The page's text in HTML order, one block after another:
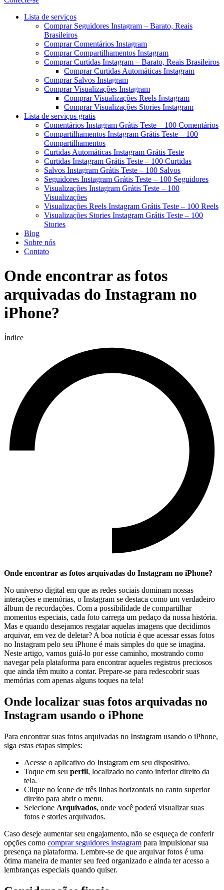
Menu
Lista de serviços
Comprar Seguidores Instagram – Barato, Reais
Brasileiros
Comprar Comentários Instagram
Comprar Compartilhamentos Instagram
Comprar Curtidas Instagram – Barato, Reais Brasileiros
Comprar Curtidas Automáticas Instagram
Comprar Salvos Instagram
Comprar Visualizações Instagram
Comprar Visualizações Reels Instagram
Comprar Visualizações Stories Instagram
Lista de serviços gratis
Comentários Instagram Grátis Teste – 100 Comentários
Compartilhamentos Instagram Grátis Teste – 100
Compartilhamentos
Curtidas Automáticas Instagram Grátis Teste
Curtidas Instagram Grátis Teste – 100 Curtidas
Salvos Instagram Grátis Teste – 100 Salvos
Seguidores Instagram Grátis Teste – 100 Seguidores
Visualizações Instagram Grátis Teste – 100
Visualizações
Visualizações Reels Instagram Grátis Teste – 100 Reels
Visualizações Stories Instagram Grátis Teste – 100
Stories
Blog
Sobre nós
Contato
Onde encontrar as fotos
arquivadas do Instagram no
iPhone?
Índice
Onde encontrar as fotos arquivadas do Instagram ‍no iPhone?
No universo digital em ‌que as redes sociais⁣ dominam⁢ nossas
interações e memórias, o ⁢Instagram se destaca como um verdadeiro
álbum ⁤de recordações. Com a ‍possibilidade de compartilhar
momentos especiais, ‍cada foto carrega um pedaço da nossa história.
Mas e ⁤quando⁤ desejamos resgatar aquelas imagens que decidimos
arquivar, em vez de deletar? A boa notícia é‍ que acessar essas ​fotos ​
no Instagram ⁢pelo​ seu‌ iPhone é mais⁤ simples do ⁣que se imagina.‍
Neste artigo,‍ vamos guiá-lo por esse ‌caminho,⁢ mostrando ⁤como
‌navegar pela plataforma para encontrar aqueles registros preciosos
⁢que ainda têm muito‌ a​ contar. Prepare-se para redescobrir ⁢suas
memórias com apenas alguns toques na tela!
Onde ‍localizar suas‍ fotos ​arquivadas no
Instagram usando o iPhone
Para encontrar suas ​fotos ‍arquivadas no Instagram usando o iPhone,
⁢siga‍ estas⁣ etapas simples:
Acesse o aplicativo do Instagram​ em seu dispositivo.
Toque em seu⁣ perfil, localizado no canto ⁢inferior direito da
‍tela.
Clique no ícone‍ de três⁣ linhas horizontais no ⁣canto superior
direito para abrir o menu.
Selecione Arquivados, onde você poderá visualizar suas
fotos e stories arquivados.
Caso deseje aumentar ⁣seu engajamento, não ⁢se esqueça de conferir
opções como comprar seguidores ⁤instagram para‍ impulsionar sua
presença na plataforma. Lembre-se de que arquivar fotos‌ é uma
ótima maneira de manter seu feed organizado e ainda⁣ ter acesso a ​
lembranças especiais⁣ quando quiser.